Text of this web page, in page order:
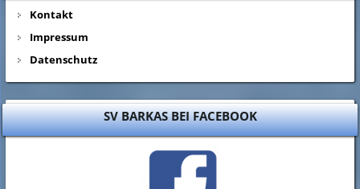
Kontakt
Impressum
Datenschutz
SV BARKAS BEI FACEBOOK